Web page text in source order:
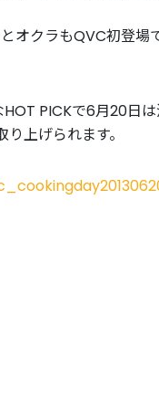
オクラもQVC初登場
PICKで6月20日は
上げられます。